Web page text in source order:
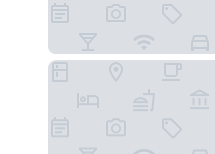
芽莊占婆島度假飯店及水療中心